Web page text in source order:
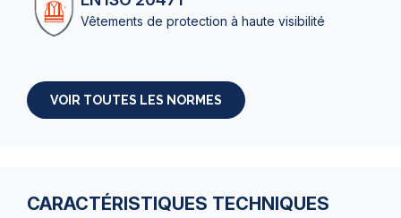
Vêtements de protection à haute visibilité
VOIR TOUTES LES NORMES
CARACTÉRISTIQUES TECHNIQUES